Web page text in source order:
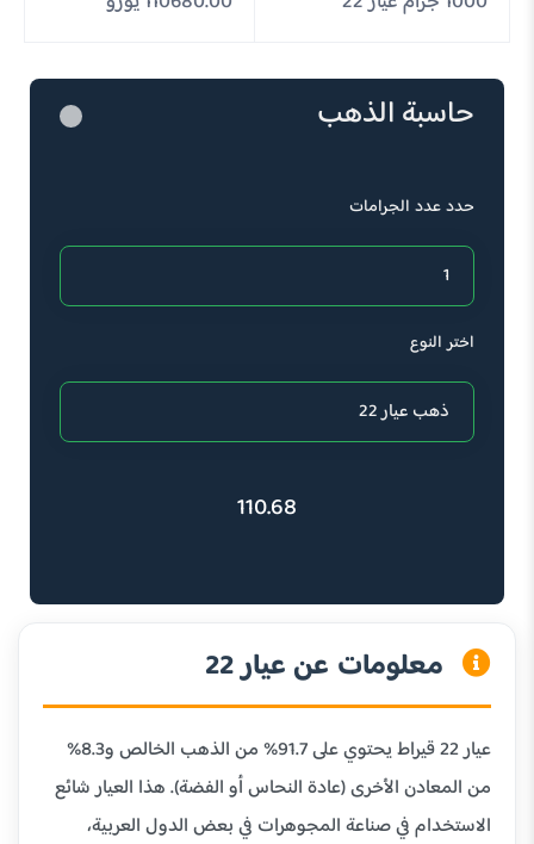
حاسبة الذهب
حدد عدد الجرامات
اختر النوع
110.68
معلومات عن عيار 22
عيار 22 قيراط يحتوي على 91.7% من الذهب الخالص و8.3%
من المعادن الأخرى (عادة النحاس أو الفضة). هذا العيار شائع
الاستخدام في صناعة المجوهرات في بعض الدول العربية،